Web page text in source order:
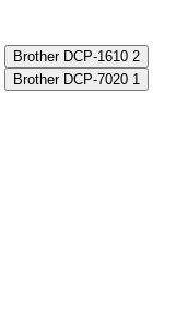
Brother DCP-1610 2
Brother DCP-7020 1